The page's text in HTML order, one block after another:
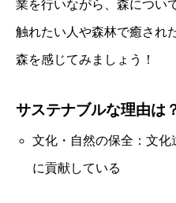
業を行いながら、森につい
触れたい人や森林で癒され
森を感じてみましょう！
サステナブルな理由は
文化・自然の保全：文
に貢献している